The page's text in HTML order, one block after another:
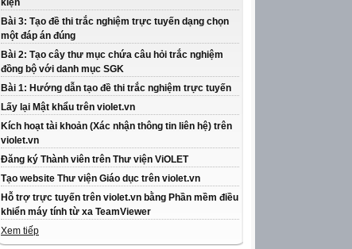
kiện
Bài 3: Tạo đề thi trắc nghiệm trực tuyến dạng chọn
một đáp án đúng
Bài 2: Tạo cây thư mục chứa câu hỏi trắc nghiệm
đồng bộ với danh mục SGK
Bài 1: Hướng dẫn tạo đề thi trắc nghiệm trực tuyến
Lấy lại Mật khẩu trên violet.vn
Kích hoạt tài khoản (Xác nhận thông tin liên hệ) trên
violet.vn
Đăng ký Thành viên trên Thư viện ViOLET
Tạo website Thư viện Giáo dục trên violet.vn
Hỗ trợ trực tuyến trên violet.vn bằng Phần mềm điều
khiển máy tính từ xa TeamViewer
Xem tiếp